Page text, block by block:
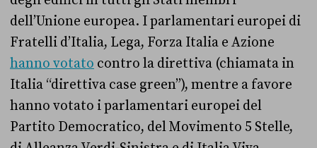
dell’Unione europea. I parlamentari europei di
Fratelli d’Italia, Lega, Forza Italia e Azione
hanno votato contro la direttiva (chiamata in
Italia “direttiva case green”), mentre a favore
hanno votato i parlamentari europei del
Partito Democratico, del Movimento 5 Stelle,